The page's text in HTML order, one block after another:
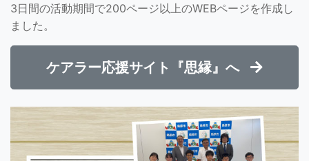
3日間の活動期間で200ページ以上のWEBページを作成し
ました。
ケアラー応援サイト『思縁』へ